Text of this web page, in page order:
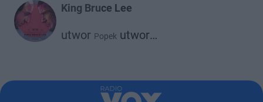
King Bruce Lee
utwor Popek utwor